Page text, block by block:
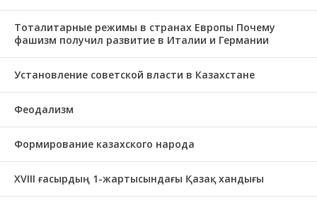
Тоталитарные режимы в странах Европы Почему
фашизм получил развитие в Италии и Германии
Установление советской власти в Казахстане
Феодализм
Формирование казахского народа
ХVIII ғасырдың 1-жартысындағы Қазақ хандығы